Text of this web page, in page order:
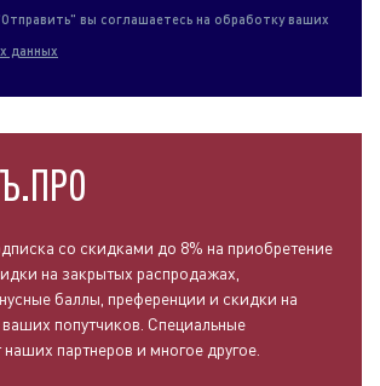
вы соглашаетесь на обработку ваших
данных
со скидками до 8% на приобретение
на закрытых распродажах,
баллы, преференции и скидки на
попутчиков. Специальные
партнеров и многое другое.